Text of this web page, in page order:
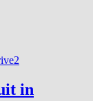
in